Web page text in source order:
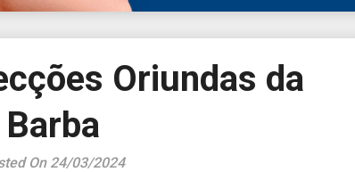
Oriundas da
Barba
On 24/03/2024